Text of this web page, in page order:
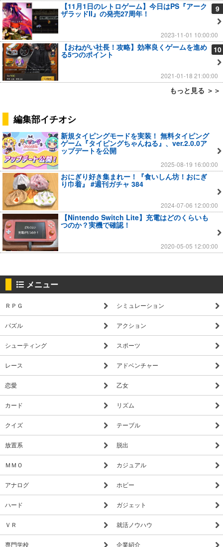
9
【11月1日のレトロゲーム】今日はPS『アーク
ザラッドII』の発売27周年！
2023-11-01 10:00:00
10
【おねがい社長！攻略】効率良くゲームを進め
る5つのポイント
2021-01-18 21:00:00
もっと見る ＞＞
編集部イチオシ
新規タイピングモードを実装！ 無料タイピング
ゲーム『タイピングちゃんねる』、ver.2.0.0ア
ップデートを公開
2025-08-19 16:00:00
おにぎり好き集まれー！『食いしん坊！おにぎ
り巾着』 #週刊ガチャ 384
2024-07-06 12:00:00
【Nintendo Switch Lite】充電はどのくらいも
つのか？実機で確認！
2020-05-05 12:00:00
メニュー
ＲＰＧ シミュレーション
パズル アクション
シューティング スポーツ
レース アドベンチャー
恋愛 乙女
カード リズム
クイズ テーブル
放置系 脱出
ＭＭＯ カジュアル
アナログ ホビー
ハード ガジェット
ＶＲ 就活ノウハウ
専門学校 企業紹介